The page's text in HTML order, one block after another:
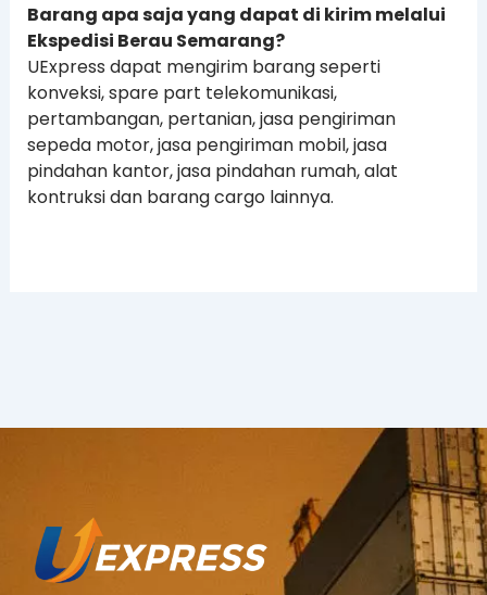
Barang apa saja yang dapat di kirim melalui
Ekspedisi Berau Semarang?
UExpress dapat mengirim barang seperti
konveksi, spare part telekomunikasi,
pertambangan, pertanian, jasa pengiriman
sepeda motor, jasa pengiriman mobil, jasa
pindahan kantor, jasa pindahan rumah, alat
kontruksi dan barang cargo lainnya.